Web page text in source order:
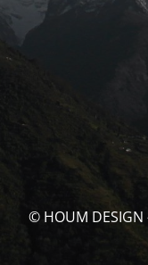
© HOUM